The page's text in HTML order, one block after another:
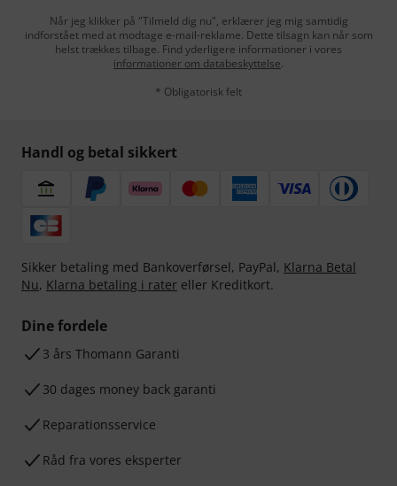
Når jeg klikker på "Tilmeld dig nu", erklærer jeg mig samtidig
indforstået med at modtage e-mail-reklame. Dette tilsagn kan når som
helst trækkes tilbage. Find yderligere informationer i vores
informationer om databeskyttelse.
* Obligatorisk felt
Handl og betal sikkert
Sikker betaling med Bankoverførsel, PayPal, Klarna Betal
Nu, Klarna betaling i rater eller Kreditkort.
Dine fordele
3 års Thomann Garanti
30 dages money back garanti
Reparationsservice
Råd fra vores eksperter